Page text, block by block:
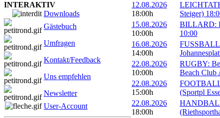
INTERAKTIV
Downloads
Gästebuch
Umfragen
Kontakt/Feedback
Uns empfehlen
Newsletter
User-Account
12.08.2026
18:00h
Steiger)
15.08.2026
10:00h
BILLARD:
10:00
16.08.2026
14:00h
22.08.2026
10:00h
RUGBY:
Beach Club
22.08.2026
15:00h
(Sportpl
22.08.2026
18:00h